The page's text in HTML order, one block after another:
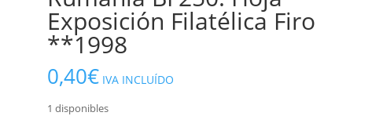
Exposición Filatélica Firo
**1998
0,40€ IVA INCLUÍDO
1 disponibles